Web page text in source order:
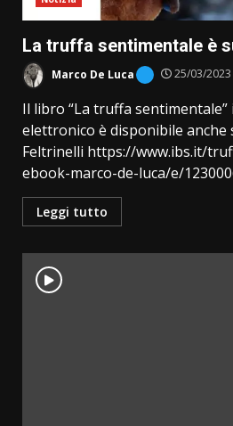
La truffa sentimentale è
Marco De Luca 25/03/2023
Il libro “La truffa
elettronico è disponibile anche
Feltrinelli https://www.ibs.it/
ebook-marco-de-luca/e/
Leggi tutto